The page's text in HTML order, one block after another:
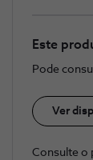
Este
Pode
Ver
Consulte o